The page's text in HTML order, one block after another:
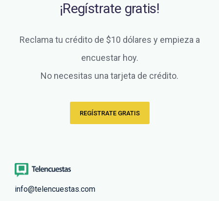
¡Regístrate gratis!
Reclama tu crédito de $10 dólares y empieza a
encuestar hoy.
No necesitas una tarjeta de crédito.
REGÍSTRATE GRATIS
info@telencuestas.com